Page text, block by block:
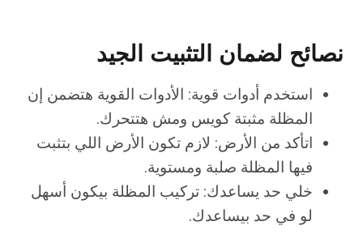
نصائح لضمان التثبيت الجيد
استخدم أدوات قوية: الأدوات القوية هتضمن إن
المظلة مثبتة كويس ومش هتتحرك.
اتأكد من الأرض: لازم تكون الأرض اللي بتثبت
فيها المظلة صلبة ومستوية.
خلي حد يساعدك: تركيب المظلة بيكون أسهل
لو في حد بيساعدك.